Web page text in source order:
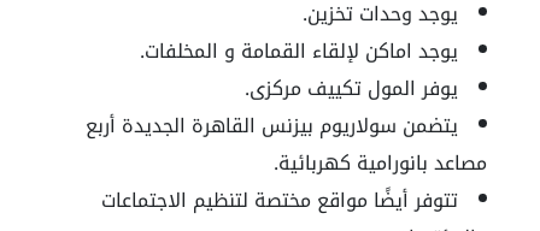
يوجد وحدات تخزين.
يوجد اماكن لإلقاء القمامة و المخلفات.
يوفر المول تكييف مركزى.
يتضمن سولاريوم بيزنس القاهرة الجديدة أربع
مصاعد بانورامية كهربائية.
تتوفر أيضًا مواقع مختصة لتنظيم الاجتماعات